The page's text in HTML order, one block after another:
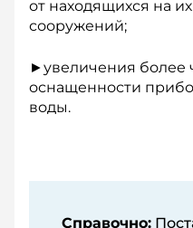
от находящихся на
сооружений;
►увеличения более
оснащенности
воды.
Справочно: